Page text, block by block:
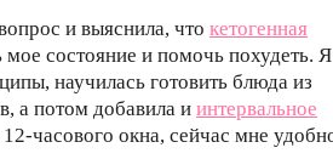
и выяснила, что кетогенная
состояние и помочь похудеть. Я
научилась готовить блюда из
а потом добавила и интервальное
12-часового окна, сейчас мне